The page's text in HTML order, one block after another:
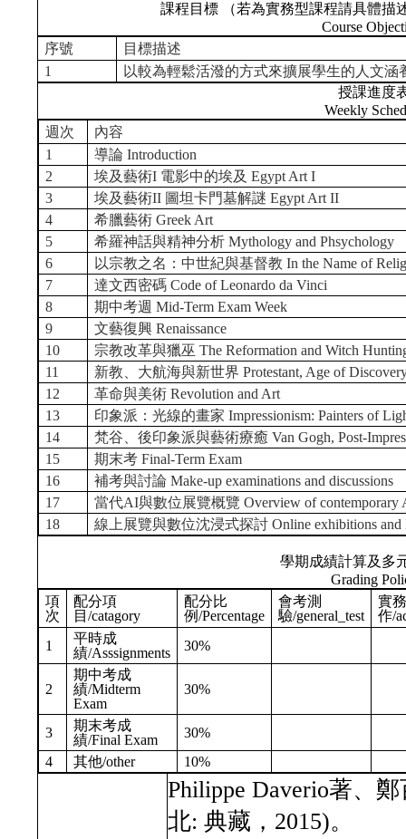
課程目標 （若為實務型課程請具體描
Course
序號
目標描述
1
以較為輕鬆活潑的方式來擴展學生的人文涵
授課進度
Weekly
週次
內容
1
導論 Introduction
2
埃及藝術I 電影中的埃及 Egypt Art I
3
埃及藝術II 圖坦卡門墓解謎 Egypt Art II
4
希臘藝術 Greek Art
5
希羅神話與精神分析 Mythology and Phsychology
6
以宗教之名：中世紀與基督教 In the Name of
7
達文西密碼 Code of Leonardo da Vinci
8
期中考週 Mid-Term Exam Week
9
文藝復興 Renaissance
10
宗教改革與獵巫 The Reformation and Witch
11
新教、大航海與新世界 Protestant, Age of
12
革命與美術 Revolution and Art
13
印象派：光線的畫家 Impressionism: Painters of
14
梵谷、後印象派與藝術療癒 Van Gogh, Post-
15
期末考 Final-Term Exam
16
補考與討論 Make-up examinations and discussions
17
當代AI與數位展覽概覽 Overview of contemporary
18
線上展覽與數位沈浸式探討 Online exhibitions and
學期成績計算及多
Grading
項
次
配分項
目/catagory
配分比
例/Percentage
會考測
驗/general_test
實
作/
1
平時成
績/Asssignments
30%
2
期中考成
績/Midterm
Exam
30%
3
期末考成
績/Final Exam
30%
4
其他/other 10%
Philippe Daverio著、
北: 典藏，2015)。